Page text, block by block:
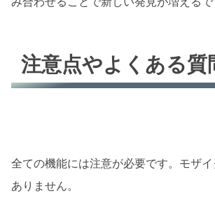
注意点やよくある質
全ての機能には注意が必要です。モザ
ありません。